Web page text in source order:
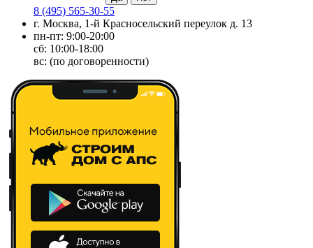
8 (495) 565-30-55
г. Москва, 1-й Красносельский переулок д. 13
пн-пт: 9:00-20:00
сб: 10:00-18:00
вс: (по договоренности)